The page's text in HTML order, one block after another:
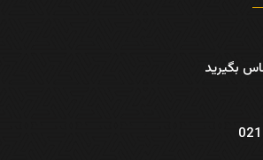
بگیرید